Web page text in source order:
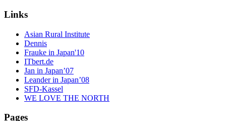
Links
Asian Rural Institute
Dennis
Frauke in Japan'10
ITbert.de
Jan in Japan’07
Leander in Japan’08
SFD-Kassel
WE LOVE THE NORTH
Pages